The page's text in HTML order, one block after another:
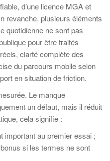
d’une licence MGA et
revanche, plusieurs éléments
quotidienne ne sont pas
pour être traités
clarté complète des
du parcours mobile selon
en situation de friction.
Le manque
un défaut, mais il réduit
cela signifie :
important au premier essai ;
si les termes ne sont